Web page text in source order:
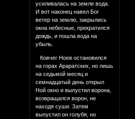
усиливалась на земле вода.
И вот наконец навел Бог
ветер на землю, закрылись
окна небесные, прекратился
дождь, и пошла вода на
убыль.
Ковчег Ноев остановился
на горах Араратских, но лишь
на седьмой месяц и
семнадцатый день открыл
Ной окно и выпустил ворона,
возвращался ворон, не
находя суши. Затем
выпустил он голубя, но